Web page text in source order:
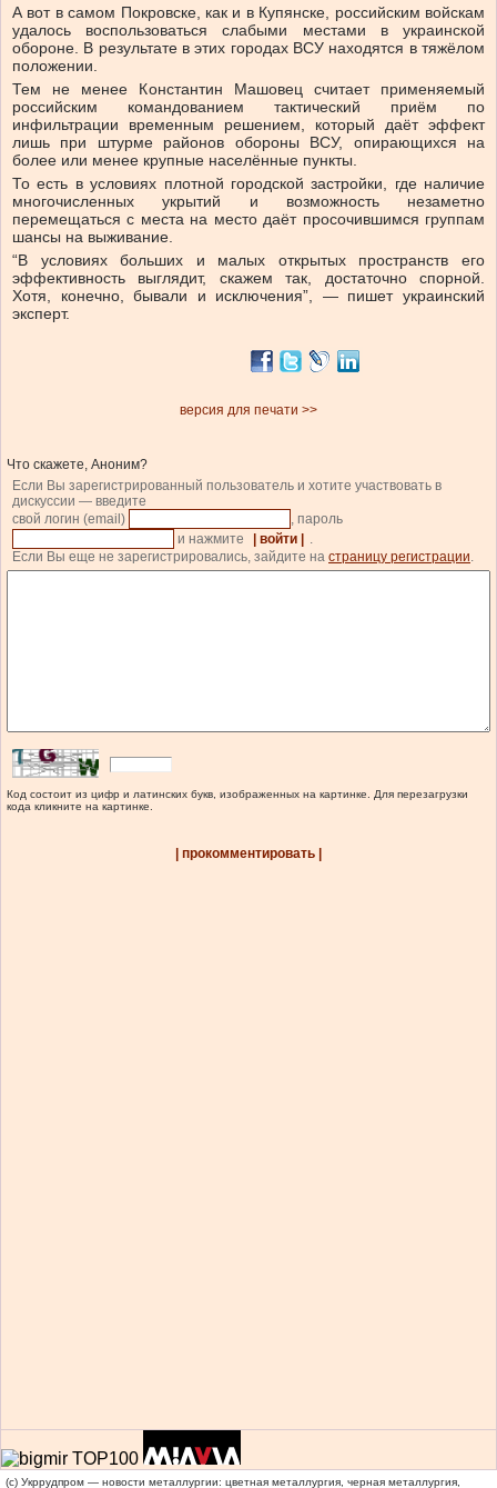
А вот в самом Покровске, как и в Купянске, российским войскам
удалось воспользоваться слабыми местами в украинской
обороне. В результате в этих городах ВСУ находятся в тяжёлом
положении.
Тем не менее Константин Машовец считает применяемый
российским командованием тактический приём по
инфильтрации временным решением, который даёт эффект
лишь при штурме районов обороны ВСУ, опирающихся на
более или менее крупные населённые пункты.
То есть в условиях плотной городской застройки, где наличие
многочисленных укрытий и возможность незаметно
перемещаться с места на место даёт просочившимся группам
шансы на выживание.
“В условиях больших и малых открытых пространств его
эффективность выглядит, скажем так, достаточно спорной.
Хотя, конечно, бывали и исключения”, — пишет украинский
эксперт.
версия для печати >>
Что скажете, Аноним?
Если Вы зарегистрированный пользователь и хотите участвовать в
дискуссии — введите
свой логин (email)
, пароль
и нажмите
| войти |
.
Если Вы еще не зарегистрировались, зайдите на страницу регистрации.
Код состоит из цифр и латинских букв, изображенных на картинке. Для перезагрузки
кода кликните на картинке.
| прокомментировать |
(c) Укррудпром — новости металлургии: цветная металлургия, черная металлургия,